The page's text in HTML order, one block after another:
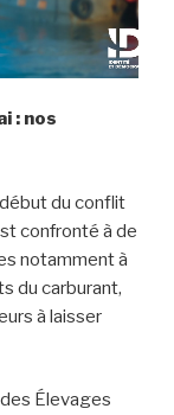
: nos
du conflit
confronté à de
notamment à
du carburant,
à laisser
Élevages